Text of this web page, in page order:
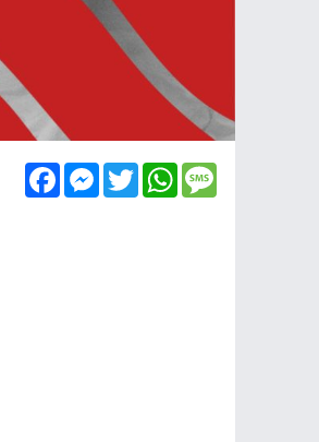
FacebookMessenger
TwitterWhatsApp